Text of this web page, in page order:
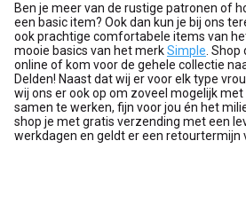
Ben je meer van de rustige patronen of
een basic item? Ook dan kun je bij ons
ook prachtige comfortabele items van
mooie basics van het merkSimple. Shop
online of kom voor de gehele collectie
Delden! Naast dat wij er voor elk type
wij ons er ook op om zoveel mogelijk met
samen te werken, fijn voor jou én het
shop je met gratis verzending met een
werkdagen en geldt er een retourtermijn